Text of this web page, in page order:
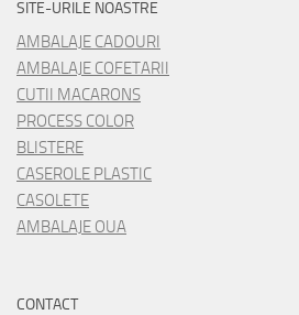
SITE-URILE NOASTRE
AMBALAJE CADOURI
AMBALAJE COFETARII
CUTII MACARONS
PROCESS COLOR
BLISTERE
CASEROLE PLASTIC
CASOLETE
AMBALAJE OUA
CONTACT